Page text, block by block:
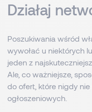
Działaj
Poszukiwania wśród
wywołać u niektórych
jeden z
Ale, co ważniejsze,
do ofert, które nigdy
ogłoszeniowych.